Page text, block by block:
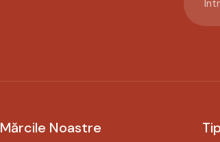
Mărcile Noastre